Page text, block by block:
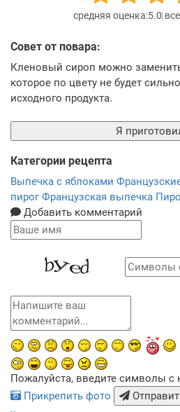
5.0
Совет от повара:
Кленовый сироп можно
которое по цвету не будет
исходного продукта.
Я
Категории рецепта
Выпечка с яблоками
пирогФранцузская выпечка
Добавить комментарий
Пожалуйста, введите символы с
Прикрепить фото